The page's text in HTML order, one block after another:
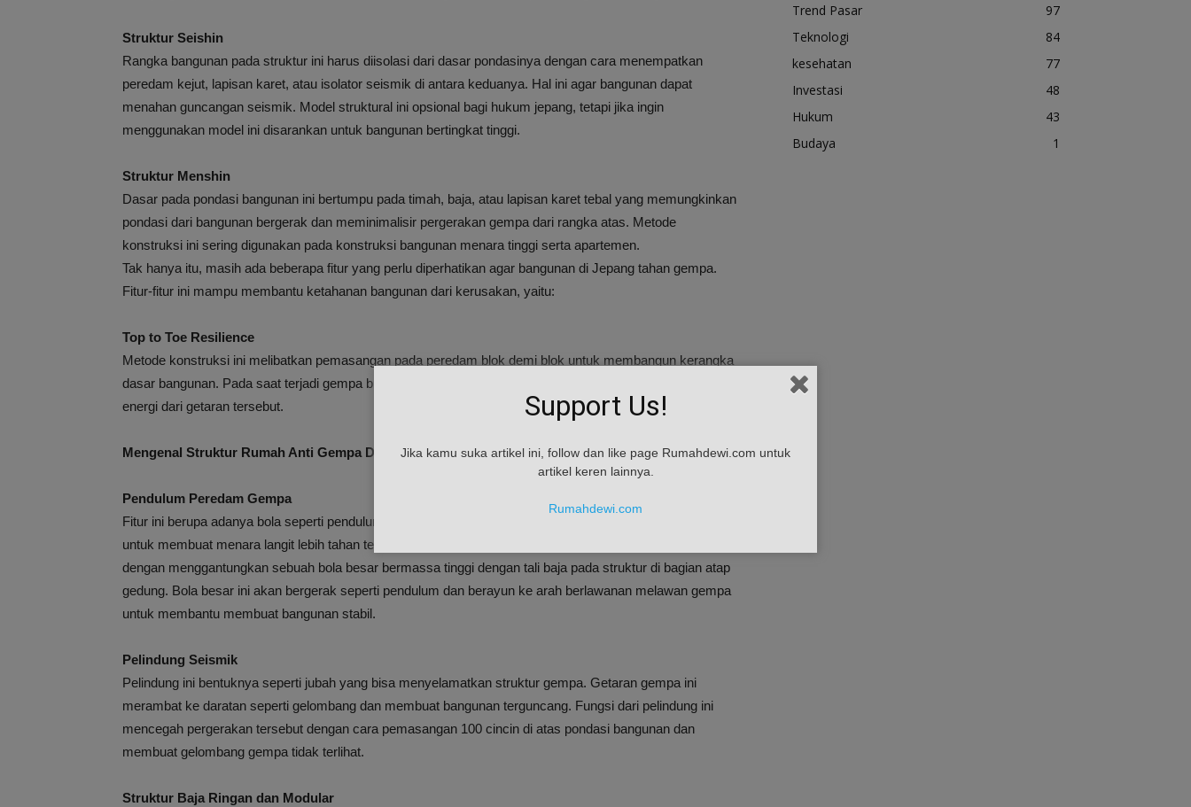
Struktur Seishin
Rangka bangunan pada struktur ini harus diisolasi dari dasar pondasinya dengan cara menempatkan
peredam kejut, lapisan karet, atau isolator seismik di antara keduanya. Hal ini agar bangunan dapat
menahan guncangan seismik. Model struktural ini opsional bagi hukum jepang, tetapi jika ingin
menggunakan model ini disarankan untuk bangunan bertingkat tinggi.
Struktur Menshin
Dasar pada pondasi bangunan ini bertumpu pada timah, baja, atau lapisan karet tebal yang memungkinkan
pondasi dari bangunan bergerak dan meminimalisir pergerakan gempa dari rangka atas. Metode
konstruksi ini sering digunakan pada konstruksi bangunan menara tinggi serta apartemen.
Tak hanya itu, masih ada beberapa fitur yang perlu diperhatikan agar bangunan di Jepang tahan gempa.
Fitur-fitur ini mampu membantu ketahanan bangunan dari kerusakan, yaitu:
Top to Toe Resilience
Metode konstruksi ini melibatkan pemasangan pada peredam blok demi blok untuk membangun kerangka
dasar bangunan. Pada saat terjadi gempa bumi, peredam ini bisa bergerak maju mundur serta menahan
energi dari getaran tersebut.
Mengenal Struktur Rumah Anti Gempa Di Jepang
Pendulum Peredam Gempa
Fitur ini berupa adanya bola seperti pendulum yang bekerja ketika terjadi gempa, Metode ini diciptakan
untuk membuat menara langit lebih tahan terhadap guncangan gempa bumi. Salah satu caranya adalah
dengan menggantungkan sebuah bola besar bermassa tinggi dengan tali baja pada struktur di bagian atap
gedung. Bola besar ini akan bergerak seperti pendulum dan berayun ke arah berlawanan melawan gempa
untuk membantu membuat bangunan stabil.
Pelindung Seismik
Pelindung ini bentuknya seperti jubah yang bisa menyelamatkan struktur gempa. Getaran gempa ini
merambat ke daratan seperti gelombang dan membuat bangunan terguncang. Fungsi dari pelindung ini
mencegah pergerakan tersebut dengan cara pemasangan 100 cincin di atas pondasi bangunan dan
membuat gelombang gempa tidak terlihat.
Struktur Baja Ringan dan Modular
Trend Pasar
97
Teknologi
84
kesehatan
77
Investasi
48
Hukum
43
Budaya
1
Support Us!
Jika kamu suka artikel ini, follow dan like page Rumahdewi.com untuk
artikel keren lainnya.
Rumahdewi.com